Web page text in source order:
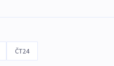
ČT24